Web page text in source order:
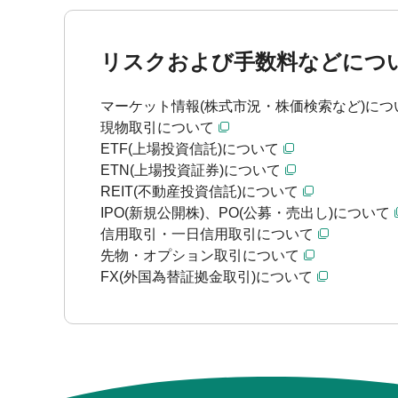
リスクおよび手数料などにつ
マーケット情報(株式市況・株価検索など)につ
現物取引について
ETF(上場投資信託)について
ETN(上場投資証券)について
REIT(不動産投資信託)について
IPO(新規公開株)、PO(公募・売出し)について
信用取引・一日信用取引について
先物・オプション取引について
FX(外国為替証拠金取引)について